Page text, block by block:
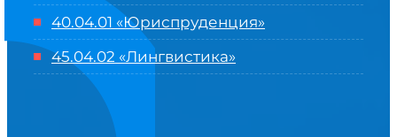
40.04.01 «Юриспруденция»
45.04.02 «Лингвистика»